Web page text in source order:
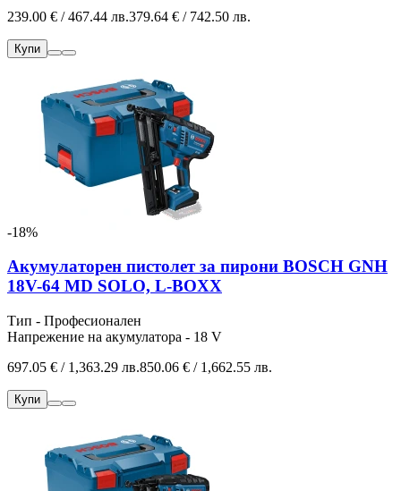
239.00 € / 467.44 лв.379.64 € / 742.50 лв.
Купи
-18%
Акумулаторен пистолет за пирони BOSCH GNH
18V-64 MD SOLO, L-BOXX
Тип - Професионален
Напрежение на акумулатора - 18 V
697.05 € / 1,363.29 лв.850.06 € / 1,662.55 лв.
Купи